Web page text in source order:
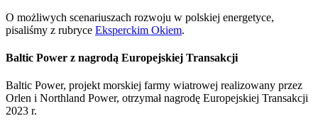
O możliwych scenariuszach rozwoju w polskiej energetyce,
pisaliśmy z rubryce Eksperckim Okiem.
Baltic Power z nagrodą Europejskiej Transakcji
Baltic Power, projekt morskiej farmy wiatrowej realizowany przez
Orlen i Northland Power, otrzymał nagrodę Europejskiej Transakcji
2023 r.